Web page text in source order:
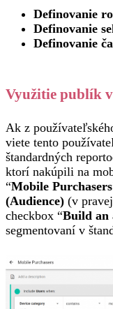
Definovanie
Definovanie
Definovanie
Využitie publík
Ak z
viete tento
štandardných
ktorí nakúpili na
“Mobile Purchasers
(Audience) (v
checkbox “Build an
segmentovaní v